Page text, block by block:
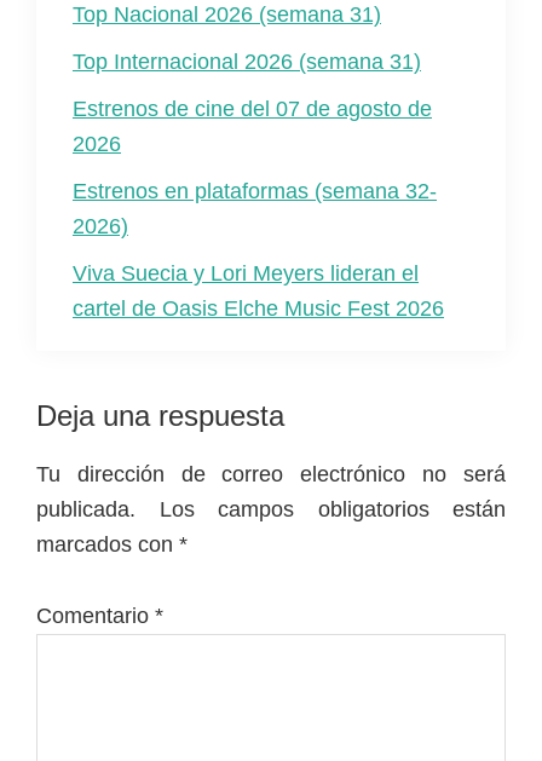
Top Nacional 2026 (semana 31)
Top Internacional 2026 (semana 31)
Estrenos de cine del 07 de agosto de
2026
Estrenos en plataformas (semana 32-
2026)
Viva Suecia y Lori Meyers lideran el
cartel de Oasis Elche Music Fest 2026
Interacciones
los
lectores
Deja una respuesta
Tu dirección de correo electrónico no será
publicada.
Los campos obligatorios están
marcados con *
Comentario *